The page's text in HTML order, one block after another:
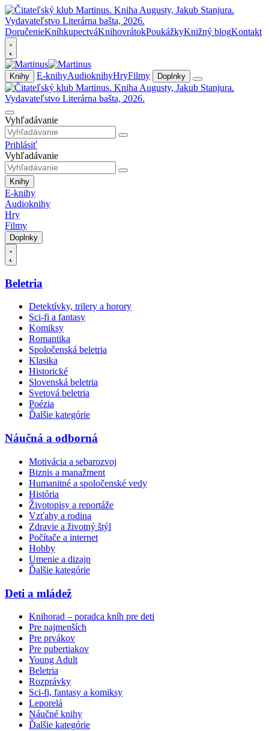
DoručenieKníhkupectváKnihovrátokPoukážkyKnižný blogKontakt
Knihy E-knihyAudioknihyHryFilmy Doplnky
Vyhľadávanie
Prihlásiť
Vyhľadávanie
Knihy
E-knihy
Audioknihy
Hry
Filmy
Doplnky
Beletria
Detektívky, trilery a horory
Sci-fi a fantasy
Komiksy
Romantika
Spoločenská beletria
Klasika
Historické
Slovenská beletria
Svetová beletria
Poézia
Ďalšie kategórie
Náučná a odborná
Motivácia a sebarozvoj
Biznis a manažment
Humanitné a spoločenské vedy
História
Životopisy a reportáže
Vzťahy a rodina
Zdravie a životný štýl
Počítače a internet
Hobby
Umenie a dizajn
Ďalšie kategórie
Deti a mládež
Knihorad – poradca kníh pre deti
Pre najmenších
Pre prvákov
Pre pubertiakov
Young Adult
Beletria
Rozprávky
Sci-fi, fantasy a komiksy
Leporelá
Náučné knihy
Ďalšie kategórie